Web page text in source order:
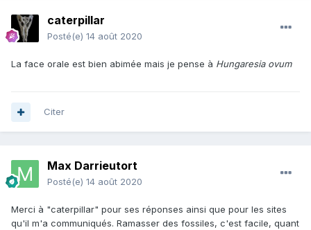
caterpillar
Posté(e) 14 août 2020
La face orale est bien abimée mais je pense à Hungaresia ovum
Citer
Max Darrieutort
Posté(e) 14 août 2020
Merci à "caterpillar" pour ses réponses ainsi que pour les sites
qu'il m'a communiqués. Ramasser des fossiles, c'est facile, quant